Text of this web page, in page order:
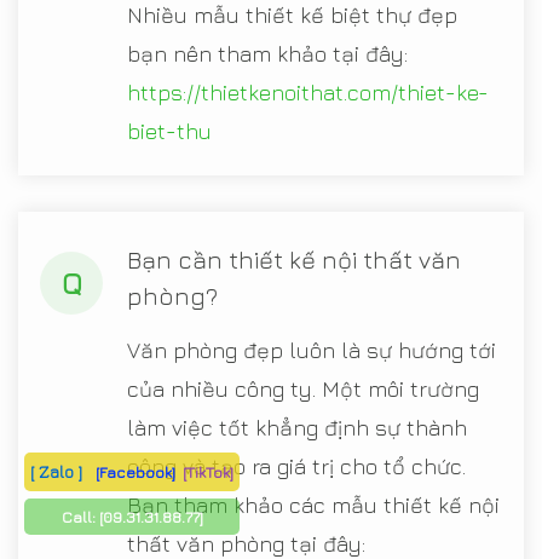
Nhiều mẫu thiết kế biệt thự đẹp
bạn nên tham khảo tại đây:
https://thietkenoithat.com/thiet-ke-
biet-thu
Q
Bạn cần thiết kế nội thất văn
phòng?
Văn phòng đẹp luôn là sự hướng tới
của nhiều công ty. Một môi trường
làm việc tốt khẳng định sự thành
công và tạo ra giá trị cho tổ chức.
Bạn tham khảo các mẫu thiết kế nội
thất văn phòng tại đây:
[ Zalo ] [Facebook] [TikTok]
Call: [09.31.31.88.77]